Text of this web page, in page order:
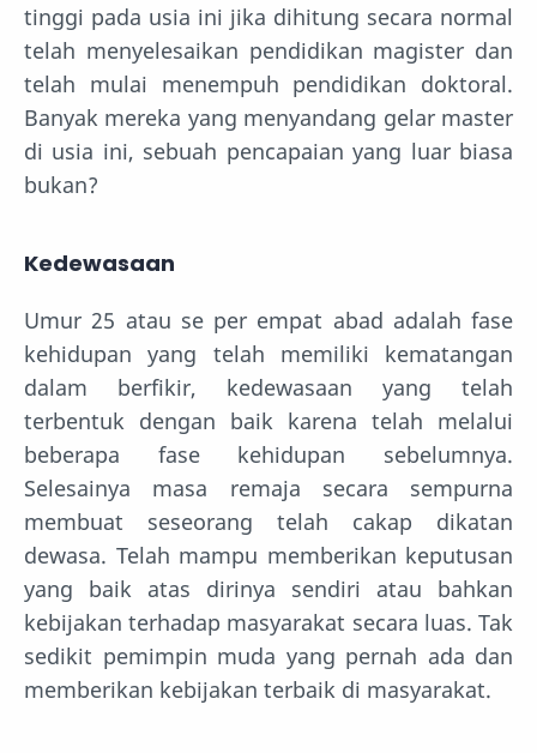
tinggi pada usia ini jika dihitung secara normal
telah menyelesaikan pendidikan magister dan
telah mulai menempuh pendidikan doktoral.
Banyak mereka yang menyandang gelar master
di usia ini, sebuah pencapaian yang luar biasa
bukan?
Kedewasaan
Umur 25 atau se per empat abad adalah fase
kehidupan yang telah memiliki kematangan
dalam berfikir, kedewasaan yang telah
terbentuk dengan baik karena telah melalui
beberapa fase kehidupan sebelumnya.
Selesainya masa remaja secara sempurna
membuat seseorang telah cakap dikatan
dewasa. Telah mampu memberikan keputusan
yang baik atas dirinya sendiri atau bahkan
kebijakan terhadap masyarakat secara luas. Tak
sedikit pemimpin muda yang pernah ada dan
memberikan kebijakan terbaik di masyarakat.